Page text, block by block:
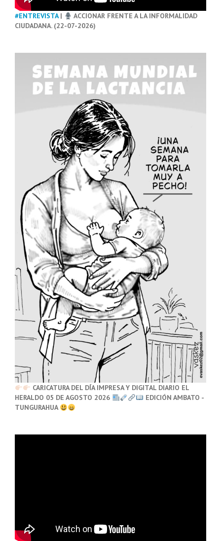
#ENTREVISTA|
ACCIONAR FRENTE A LA INFORMALIDAD
CIUDADANA. (22-07-2026)
CARICATURA DEL DÍA IMPRESA Y DIGITAL DIARIO EL
HERALDO 05 DE AGOSTO 2026
EDICIÓN AMBATO -
TUNGURAHUA